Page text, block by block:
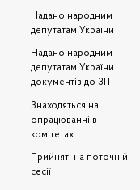
Надано народним
депутатам України
Надано народним
депутатам України
документів до ЗП
Знаходяться на
опрацюванні в
комітетах
Прийняті на поточній
сесії